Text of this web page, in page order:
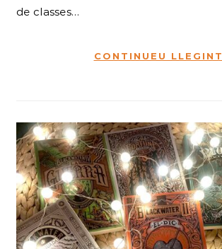
de classes…
CONTINUEU LLEGINT